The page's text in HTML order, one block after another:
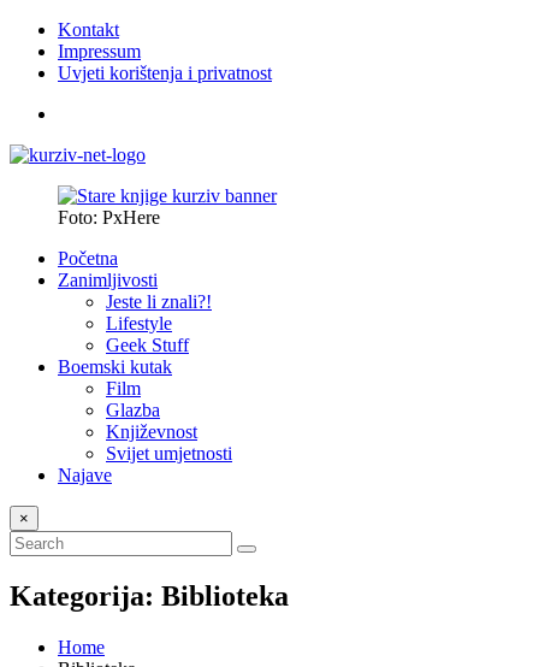
Kontakt
Impressum
Uvjeti korištenja i privatnost
Foto: PxHere
Početna
Zanimljivosti
Jeste li znali?!
Lifestyle
Geek Stuff
Boemski kutak
Film
Glazba
Književnost
Svijet umjetnosti
Najave
×
Kategorija: Biblioteka
Home